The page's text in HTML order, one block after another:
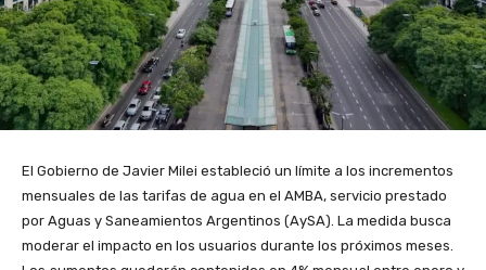
El Gobierno de Javier Milei estableció un límite a los incrementos
mensuales de las tarifas de agua en el AMBA, servicio prestado
por Aguas y Saneamientos Argentinos (AySA). La medida busca
moderar el impacto en los usuarios durante los próximos meses.